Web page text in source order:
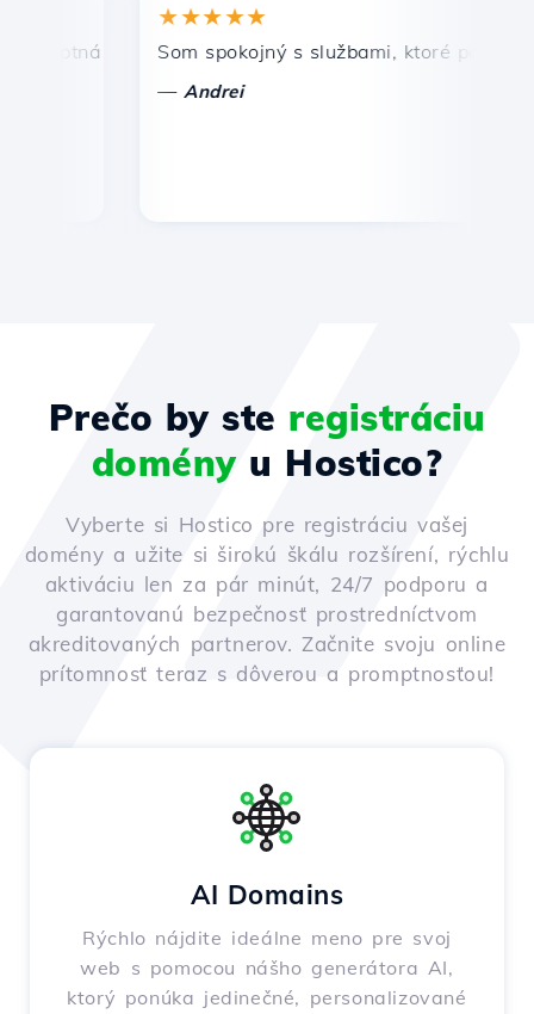
a efektívna technická podpora.
★★★★★
Som spokojný s službami, ktoré ponúka
Andrei
Prečo by ste registráciu
doményu Hostico?
Vyberte si Hostico pre registráciu vašej
domény a užite si širokú škálu rozšírení, rýchlu
aktiváciu len za pár minút, 24/7 podporu a
garantovanú bezpečnosť prostredníctvom
akreditovaných partnerov. Začnite svoju online
prítomnosť teraz s dôverou a promptnosťou!
AI Domains
Rýchlo nájdite ideálne meno pre svoj
web s pomocou nášho generátora AI,
ktorý ponúka jedinečné, personalizované